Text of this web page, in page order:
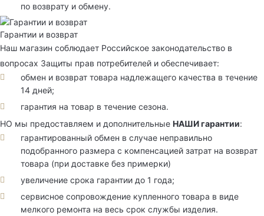
по возврату и обмену.
Гарантии и возврат
Наш магазин соблюдает Российское законодательство в
вопросах Защиты прав потребителей и обеспечивает:
обмен и возврат товара надлежащего качества в течение
14 дней;
гарантия на товар в течение сезона.
НО мы предоставляем и дополнительные НАШИ гарантии:
гарантированный обмен в случае неправильно
подобранного размера с компенсацией затрат на возврат
товара (при доставке без примерки)
увеличение срока гарантии до 1 года;
сервисное сопровождение купленного товара в виде
мелкого ремонта на весь срок службы изделия.